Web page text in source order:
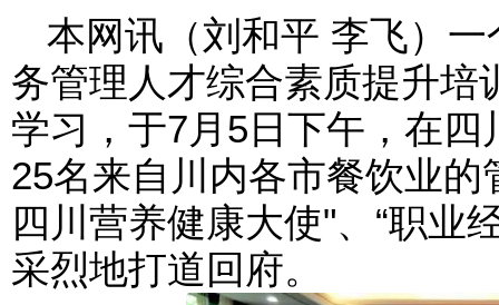
本网讯（刘和平 李飞）
务管理人才综合素质提升培
学习，于7月5日下午，在
25名来自川内各市餐饮业的
四川营养健康大使"、“职业
采烈地打道回府。